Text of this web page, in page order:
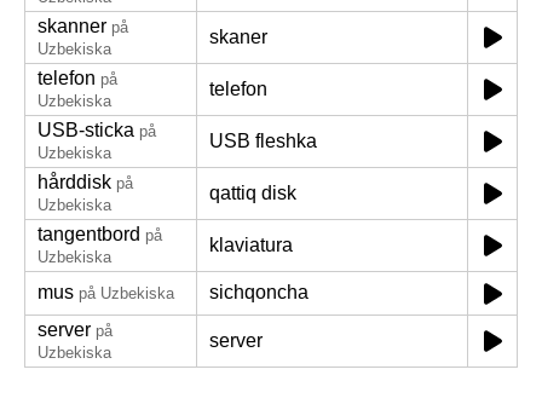
skanner på
Uzbekiska
skaner
telefon på
Uzbekiska
telefon
USB-sticka på
Uzbekiska
USB fleshka
hårddisk på
Uzbekiska
qattiq disk
tangentbord på
Uzbekiska
klaviatura
mus på Uzbekiska
sichqoncha
server på
Uzbekiska
server